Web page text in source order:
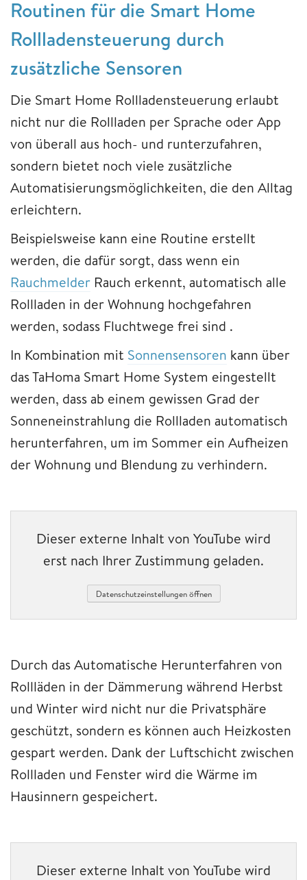
Routinen für die Smart Home
Rollladensteuerung durch
zusätzliche Sensoren
Die Smart Home Rollladensteuerung erlaubt
nicht nur die Rollladen per Sprache oder App
von überall aus hoch- und runterzufahren,
sondern bietet noch viele zusätzliche
Automatisierungsmöglichkeiten, die den Alltag
erleichtern.
Beispielsweise kann eine Routine erstellt
werden, die dafür sorgt, dass wenn ein
Rauchmelder Rauch erkennt, automatisch alle
Rollladen in der Wohnung hochgefahren
werden, sodass Fluchtwege frei sind .
In Kombination mit Sonnensensoren kann über
das TaHoma Smart Home System eingestellt
werden, dass ab einem gewissen Grad der
Sonneneinstrahlung die Rollladen automatisch
herunterfahren, um im Sommer ein Aufheizen
der Wohnung und Blendung zu verhindern.
Dieser externe Inhalt von YouTube wird
erst nach Ihrer Zustimmung geladen.
Datenschutzeinstellungen öffnen
Durch das Automatische Herunterfahren von
Rollläden in der Dämmerung während Herbst
und Winter wird nicht nur die Privatsphäre
geschützt, sondern es können auch Heizkosten
gespart werden. Dank der Luftschicht zwischen
Rollladen und Fenster wird die Wärme im
Hausinnern gespeichert.
Dieser externe Inhalt von YouTube wird